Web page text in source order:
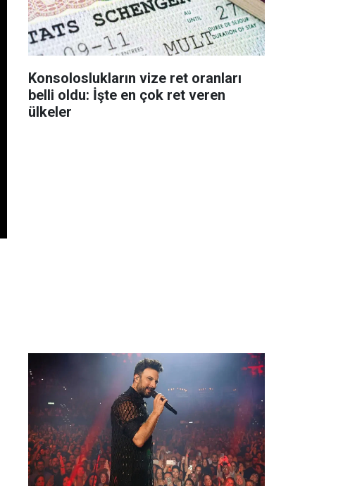
Konsoloslukların vize ret oranları
belli oldu: İşte en çok ret veren
ülkeler